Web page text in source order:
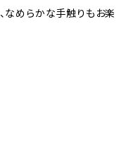
なめらかな手触りもお楽